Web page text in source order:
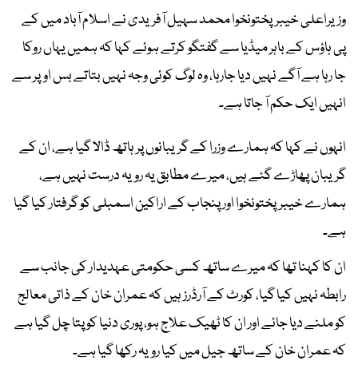
وزیراعلی خیبرپختونخوا محمد سہیل آفریدی نے اسلام آباد میں کے
پی ہاؤس کے باہر میڈیا سے گفتگو کرتے ہوئے کہا کہ ہمیں یہاں روکا
جا رہا ہے آگے نہیں دیا جارہا، وہ لوگ کوئی وجہ نہیں بتاتے بس اوپر سے
انہیں ایک حکم آ جاتا ہے۔
انہوں نے کہا کہ ہمارے وزرا کے گریبانوں پر ہاتھ ڈالا گیا ہے، ان کے
گریبان پھاڑے گئے ہیں، میرے مطابق یہ رویہ درست نہیں ہے،
ہمارے خیبرپختونخوا اور پنجاب کے اراکین اسمبلی کو گرفتار کیا گیا
ہے۔
ان کا کہنا تھا کہ میرے ساتھ کسی حکومتی عہدیدار کی جانب سے
رابطہ نہیں کیا گیا، کورٹ کے آرڈرز ہیں کہ عمران خان کے ذاتی معالج
کو ملنے دیا جائے اور ان کا ٹھیک علاج ہو، پوری دنیا کو پتا چل گیا ہے
کہ عمران خان کے ساتھ جیل میں کیا رویہ رکھا گیا ہے۔